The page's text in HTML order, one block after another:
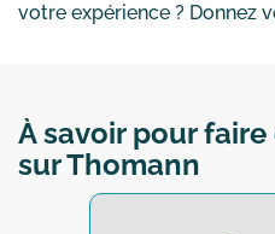
votre expérience ? Donnez
À savoir pour
sur Thomann